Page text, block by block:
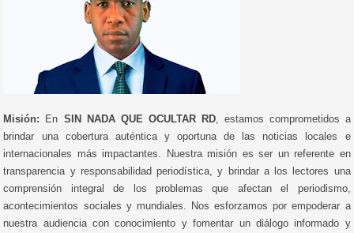
Misión: En SIN NADA QUE OCULTAR RD, estamos comprometidos a
brindar una cobertura auténtica y oportuna de las noticias locales e
internacionales más impactantes. Nuestra misión es ser un referente en
transparencia y responsabilidad periodística, y brindar a los lectores una
comprensión integral de los problemas que afectan el periodismo,
acontecimientos sociales y mundiales. Nos esforzamos por empoderar a
nuestra audiencia con conocimiento y fomentar un diálogo informado y